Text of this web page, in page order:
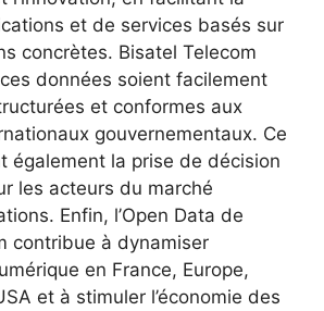
et de services basés sur
concrètes. Bisatel Telecom
données soient facilement
et conformes aux
gouvernementaux. Ce
également la prise de décision
les acteurs du marché
Enfin, l’Open Data de
contribue à dynamiser
en France, Europe,
et à stimuler l’économie des